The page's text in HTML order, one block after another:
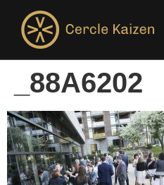
_88A6202